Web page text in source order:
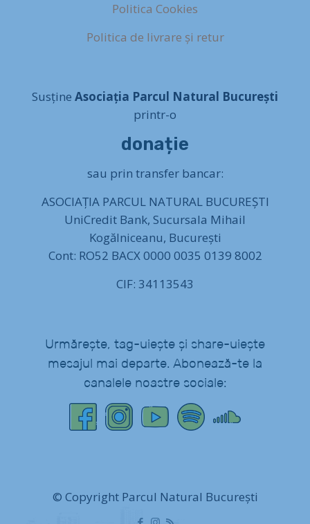
Politica Cookies
Politica de livrare și retur
Susține Asociația Parcul Natural București
printr-o
donație
sau prin transfer bancar:
ASOCIAȚIA PARCUL NATURAL BUCUREȘTI
UniCredit Bank, Sucursala Mihail
Kogălniceanu, București
Cont: RO52 BACX 0000 0035 0139 8002
CIF: 34113543
Urmărește, tag-uiește și share-uiește
mesajul mai departe. Abonează-te la
canalele noastre sociale:
© Copyright Parcul Natural București